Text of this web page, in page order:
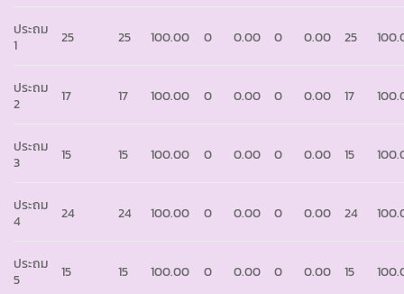
ประถม
1
25 25 100.00 0 0.00 0 0.00 25
ประถม
2
17 17 100.00 0 0.00 0 0.00 17
ประถม
3
15 15 100.00 0 0.00 0 0.00 15
ประถม
4
24 24 100.00 0 0.00 0 0.00 24
ประถม
5
15 15 100.00 0 0.00 0 0.00 15